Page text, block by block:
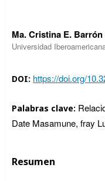
Ma. Cristina E.
Universidad
DOI: https://doi.org/
Palabras clave:
Date Masamune, fray
Resumen